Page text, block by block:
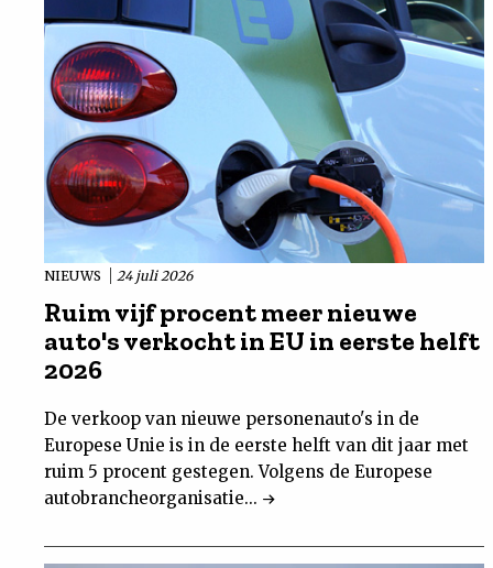
NIEUWS 24 juli 2026
Ruim vijf procent meer nieuwe
auto's verkocht in EU in eerste helft
2026
De verkoop van nieuwe personenauto's in de
Europese Unie is in de eerste helft van dit jaar met
ruim 5 procent gestegen. Volgens de Europese
autobrancheorganisatie...